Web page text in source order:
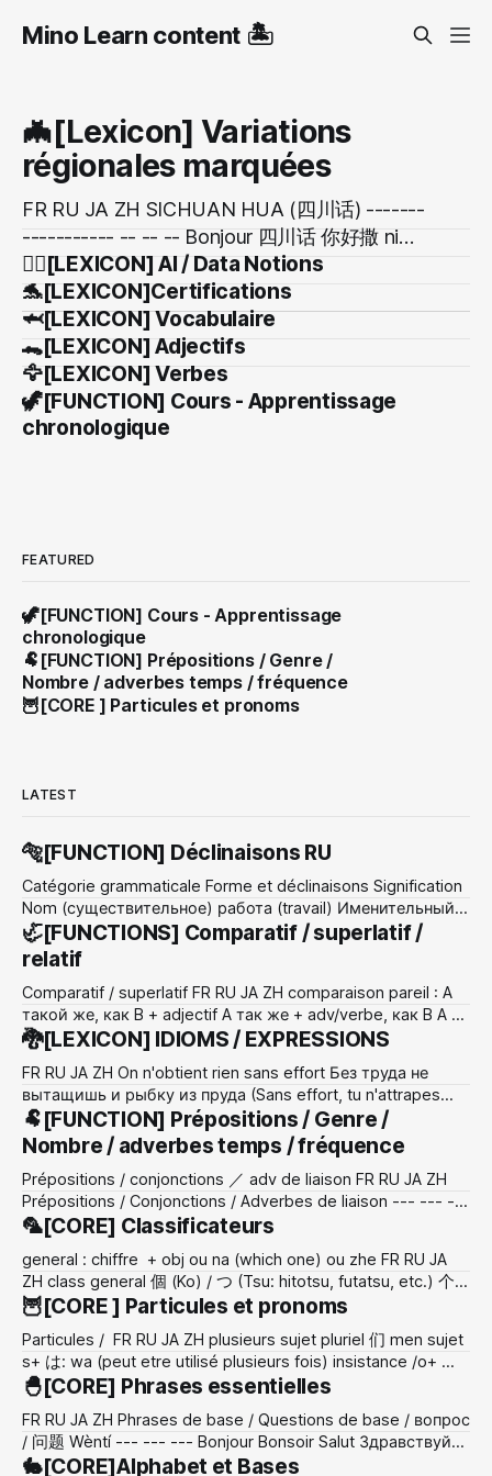
Mino Learn content 🏝️
🦇[Lexicon] Variations
régionales marquées
FR RU JA ZH SICHUAN HUA (四川话) -------
----------- -- -- -- Bonjour 四川话 你好撒 ni3
hao3 sa / 你好噻 ni3 hao3 se Ça va ? 四川话
你爪子嘛？ni zhua zi ma / 你吃饭了没得 ni3
chi1 fan4 le mei2 de Comment ça va ? 四川话
啷个样 lang2 ge4 yang4 Je vois / j’ai ccompris
四川话
🐦‍🔥[LEXICON] AI / Data Notions
🐬[LEXICON]Certifications
🦈[LEXICON] Vocabulaire
🐊[LEXICON] Adjectifs
🦅[LEXICON] Verbes
🦖[FUNCTION] Cours - Apprentissage
chronologique
FEATURED
🦖[FUNCTION] Cours - Apprentissage
chronologique
🐏[FUNCTION] Prépositions / Genre /
Nombre / adverbes temps / fréquence
🦉[CORE ] Particules et pronoms
LATEST
🐅[FUNCTION] Déclinaisons RU
Catégorie grammaticale Forme et déclinaisons Signification
Nom (существительное) работа (travail) Именительный :
работа / работы travail / travaux Родительный : работы /
работ du travail / des travaux Дательный : работе /
работы (COD) travail / travaux Творительный : работой /
работами avec le travail / avec les travaux Предложный :
работе / работах sur le travail
🦏[FUNCTIONS] Comparatif / superlatif /
relatif
Comparatif / superlatif FR RU JA ZH comparaison pareil : A
такой же, как B + adjectif A так же + adv/verbe, как B A は
B と 同じです (onaji desu) a 和 b 一样yi(2) yang(4)（
same time comparaison
🐉[LEXICON] IDIOMS / EXPRESSIONS
FR RU JA ZH On n'obtient rien sans effort Без труда не
вытащишь и рыбку из пруда (Sans effort, tu n'attrapes
pas de poisson dans l'étang) L'amour est aveugle Любовь
зла, полюбишь и козла (L'amour est mauvais, tu peux
🐏[FUNCTION] Prépositions / Genre /
Nombre / adverbes temps / fréquence
Prépositions / conjonctions ／ adv de liaison FR RU JA ZH
Prépositions / Conjonctions / Adverbes de liaison --- --- ---
À К / В / НА (selon contexte) К (+ datif) = vers une
vers un lieu fermé ("dans") НА (+ accusatif) = vers une
surface ou
🦜[CORE] Classificateurs
general : chiffre + obj ou na (which one) ou zhe FR RU JA
ZH class general 個 (Ko) / つ (Tsu: hitotsu, futatsu, etc.) 个
(gè) class personne / enum ひとり（１） ふたり /
personne 名 (méi) class âge 歳 ／才 (sai) 岁 (suì) class
personne polie
🦉[CORE ] Particules et pronoms
Particules / FR RU JA ZH plusieurs sujet pluriel 们 men sujet
s+ は: wa (peut etre utilisé plusieurs fois) insistance /o+ が:
ga (sujet ou objet) COD / objet nom + を wo/o （peut pas
(Appartenant à) marque question (intonation) か?： Ka 吗?
🐣[CORE] Phrases essentielles
FR RU JA ZH Phrases de base / Questions de base / вопрос
/ 问题 Wèntí --- --- --- Bonjour Bonsoir Salut Здравствуйте
(poli) Добрый вечер (bonsoir) Привет (informel) おはよう
🐇[CORE]Alphabet et Bases